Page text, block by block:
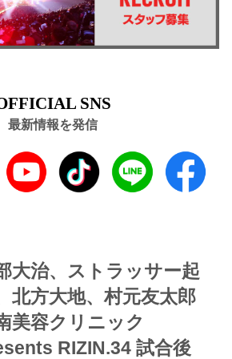
SNS
最新情報を発信
大治、ストラッサー起
北方大地、村元友太郎
美容クリニック
RIZIN.34 試合後